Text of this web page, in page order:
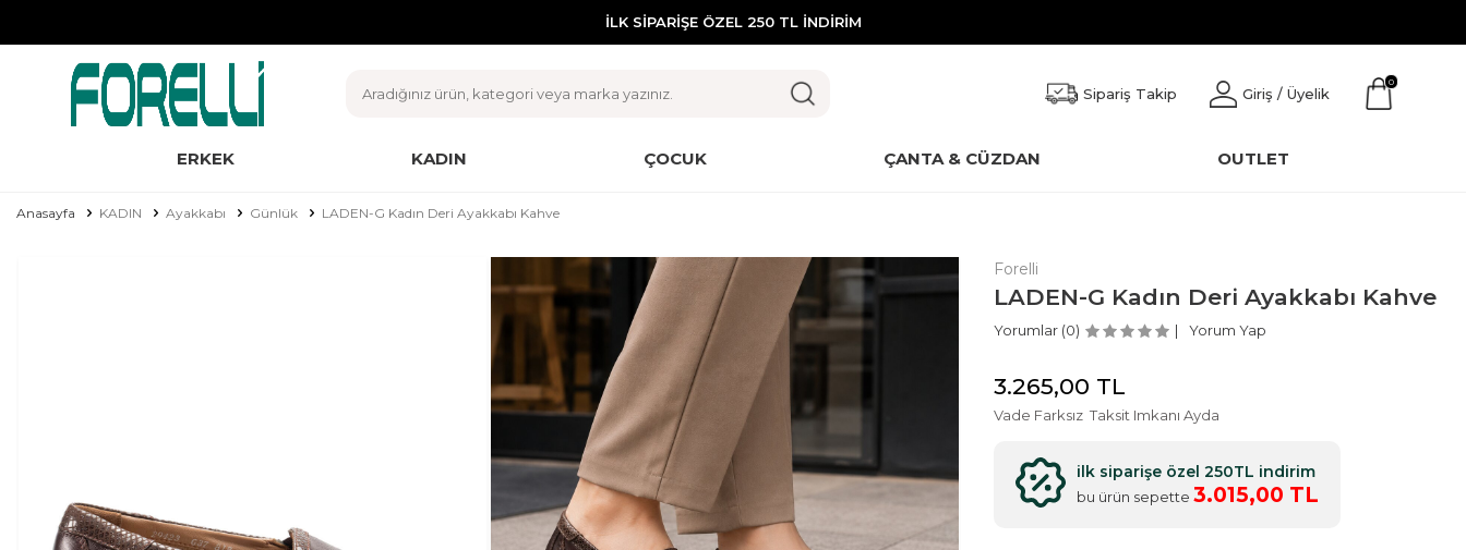
İLK SİPARİŞE ÖZEL 250 TL İNDİRİM
Sipariş Takip Giriş / Üyelik
0
ERKEK KADIN ÇOCUK ÇANTA & CÜZDAN OUTLET
Anasayfa KADIN Ayakkabı Günlük LADEN-G Kadın Deri Ayakkabı Kahve
Forelli
LADEN-G Kadın Deri Ayakkabı Kahve
Yorumlar (0) Yorum Yap
3.265,00 TL
Vade Farksız Taksit Imkanı Ayda
ilk siparişe özel 250TL indirim
bu ürün sepette 3.015,00 TL